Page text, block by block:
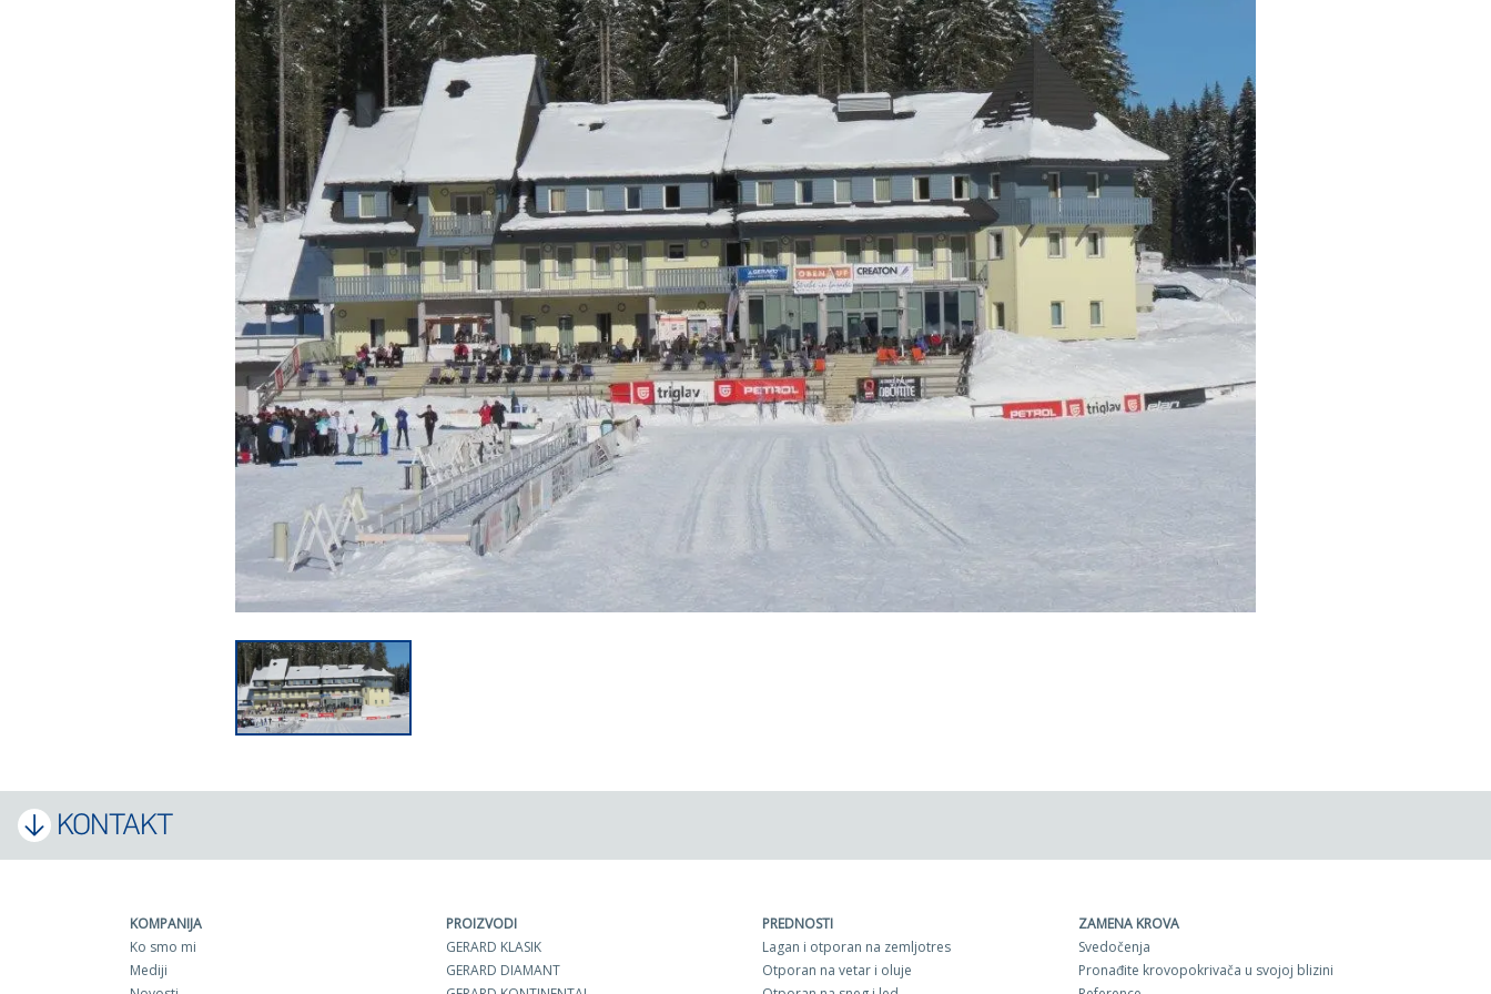
KONTAKT
KOMPANIJA
Ko smo mi
Mediji
PROIZVODI
GERARD KLASIK
GERARD DIAMANT
PREDNOSTI
Lagan i otporan na zemljotres
Otporan na vetar i oluje
ZAMENA KROVA
Svedočenja
Pronađite krovopokrivača u svojoj blizini